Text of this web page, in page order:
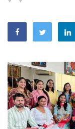
Haryana-Himachal
Education
Sports
Lifestyle
Entertainment